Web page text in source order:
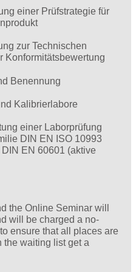
einer Prüfstrategie für
zur Technischen
Konformitätsbewertung
Benennung
Kalibrierlabore
einer Laborprüfung
DIN EN ISO 10993
EN 60601 (aktive
the Online Seminar will
will be charged a no-
ensure that all places are
the waiting list get a